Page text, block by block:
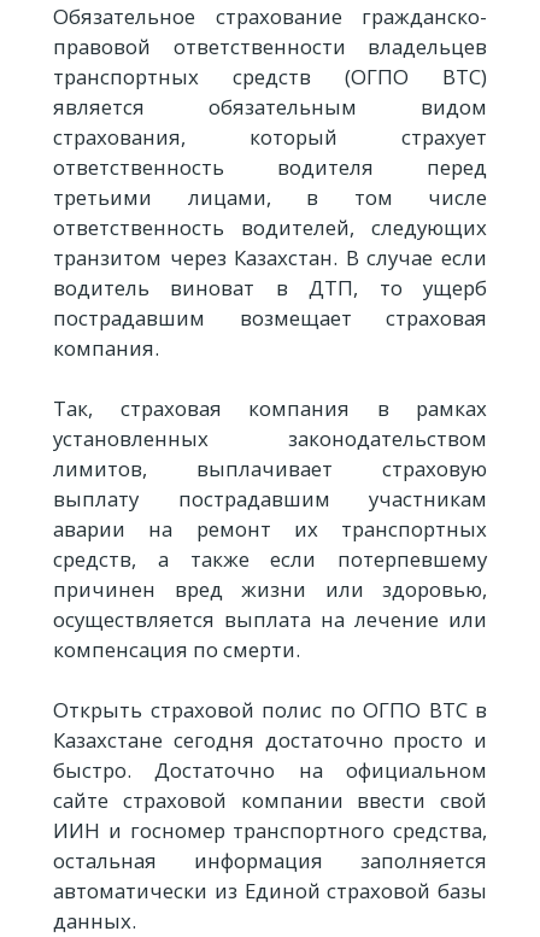
Обязательное страхование гражданско-
правовой ответственности владельцев
транспортных средств (ОГПО ВТС)
является обязательным видом
страхования, который страхует
ответственность водителя перед
третьими лицами, в том числе
ответственность водителей, следующих
транзитом через Казахстан. В случае если
водитель виноват в ДТП, то ущерб
пострадавшим возмещает страховая
компания.
Так, страховая компания в рамках
установленных законодательством
лимитов, выплачивает страховую
выплату пострадавшим участникам
аварии на ремонт их транспортных
средств, а также если потерпевшему
причинен вред жизни или здоровью,
осуществляется выплата на лечение или
компенсация по смерти.
Открыть страховой полис по ОГПО ВТС в
Казахстане сегодня достаточно просто и
быстро. Достаточно на официальном
сайте страховой компании ввести свой
ИИН и госномер транспортного средства,
остальная информация заполняется
автоматически из Единой страховой базы
данных.